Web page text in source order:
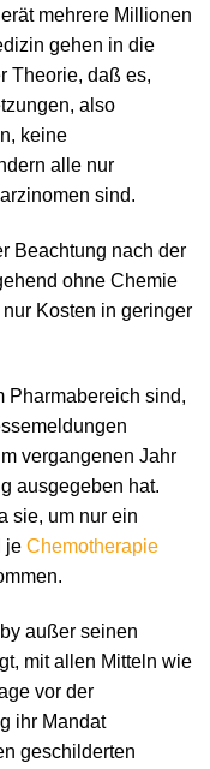
mehrere Millionen
gehen in die
Theorie, daß es,
also
keine
alle nur
sind.
Beachtung nach der
ohne Chemie
Kosten in geringer
Pharmabereich sind,
vergangenen Jahr
ausgegeben hat.
sie, um nur ein
je Chemotherapie
außer seinen
mit allen Mitteln wie
vor der
ihr Mandat
geschilderten